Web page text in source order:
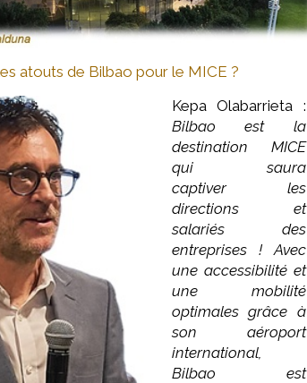
atouts de Bilbao pour le MICE ?
Kepa Olabarrieta :
Bilbao est la
destination MICE
qui saura
captiver les
directions et
salariés des
entreprises ! Avec
une accessibilité et
une mobilité
optimales grâce à
son aéroport
international,
Bilbao est